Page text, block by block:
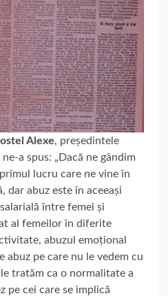
Alexe, președintele
a spus: „Dacă ne gândim
lucru care ne vine în
dar abuz este în aceeași
între femei și
al femeilor în diferite
abuzul emoțional
abuz pe care nu le vedem cu
tratăm ca o normalitate a
pe cei care se implică